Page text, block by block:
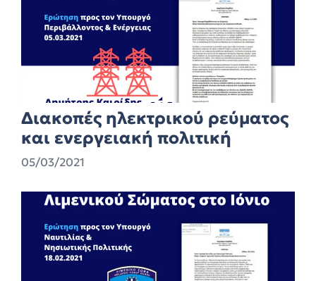
Διακοπές ηλεκτρικού ρεύματος
και ενεργειακή πολιτική
05/03/2021